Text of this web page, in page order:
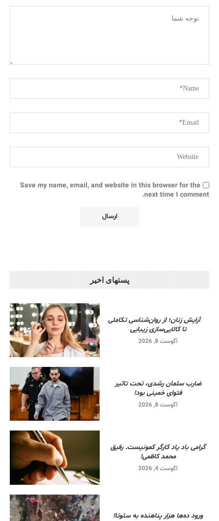
Save my name, email, and website in this browser for the
next time I comment.
پستهای اخیر
آرایش زنان؛ از روان‌شناسی تکاملی
تا کالایی‌سازی زیبایی
آگوست 8, 2026
ضارب سلمان رشدی، تحت تاثیر
فتوای خمینی بود!
آگوست 8, 2026
گرامی باد یاد کارگر کمونیست. رفیق
محمد کاظمی!
آگوست 4, 2026
ورود ده‌ها هزار پناهنده به سئوتا!